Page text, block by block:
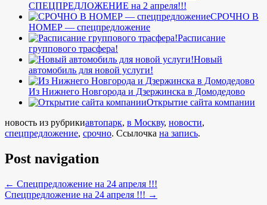
СПЕЦПРЕДЛОЖЕНИЕ на 2 апреля!!!
СРОЧНО В
НОМЕР — спецпредложение
Расписание
группового трасфера!
Новый
автомобиль для новой услуги!
Из Нижнего Новгорода и Дзержинска в Домодедово
Открытие сайта компании
новость из рубрикиавтопарк, в Москву, новости,
спецпредложение, срочно. Ссылочка на запись.
Post navigation
← Спецпредложение на 24 апреля !!!
Спецпредложение на 24 апреля !!! →